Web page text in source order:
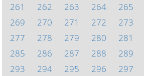
261
262 263 264 265
269
270 271 272 273
277
278 279 280 281
285
286 287 288 289
293
294 295 296 297